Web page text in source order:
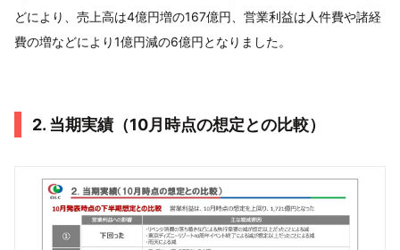
どにより、売上高は4億円増の167億円、営業利益は人件費や諸経
費の増などにより1億円減の6億円となりました。
2. 当期実績（10月時点の想定との比較）